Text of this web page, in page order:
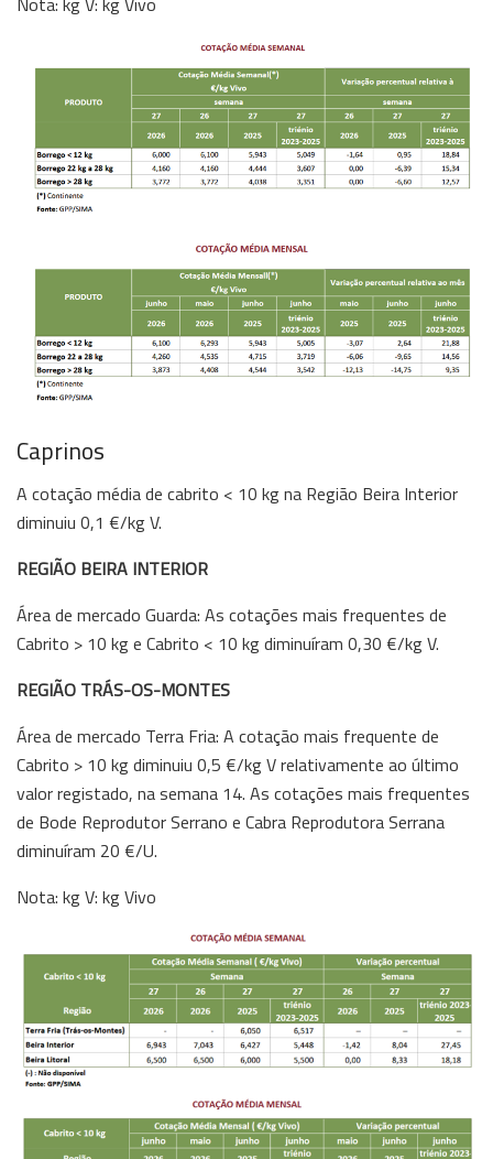
Caprinos
A cotação média de cabrito < 10 kg na Região Beira Interior
diminuiu 0,1 €/kg V.
REGIÃO BEIRA INTERIOR
Área de mercado Guarda: As cotações mais frequentes de
Cabrito > 10 kg e Cabrito < 10 kg diminuíram 0,30 €/kg V.
REGIÃO TRÁS-OS-MONTES
Área de mercado Terra Fria: A cotação mais frequente de
Cabrito > 10 kg diminuiu 0,5 €/kg V relativamente ao último
valor registado, na semana 14. As cotações mais frequentes
de Bode Reprodutor Serrano e Cabra Reprodutora Serrana
diminuíram 20 €/U.
Nota: kg V: kg Vivo